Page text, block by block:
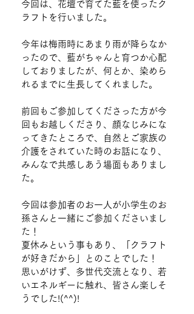
今回は、花壇で育てた藍を使ったク
ラフトを行いました。
今年は梅雨時にあまり雨が降らなか
ったので、藍がちゃんと育つか心配
しておりましたが、何とか、染めら
れるまでに生長してくれました。
前回もご参加してくださった方が今
回もお越しくださり、顔なじみにな
ってきたところで、自然とご家族の
介護をされていた時のお話になり、
みんなで共感しあう場面もありまし
た。
今回は参加者のお一人が小学生のお
孫さんと一緒にご参加くださいまし
た！
夏休みという事もあり、「クラフト
が好きだから」とのことでした！
思いがけず、多世代交流となり、若
いエネルギーに触れ、皆さん楽しそ
うでした!(^^)!